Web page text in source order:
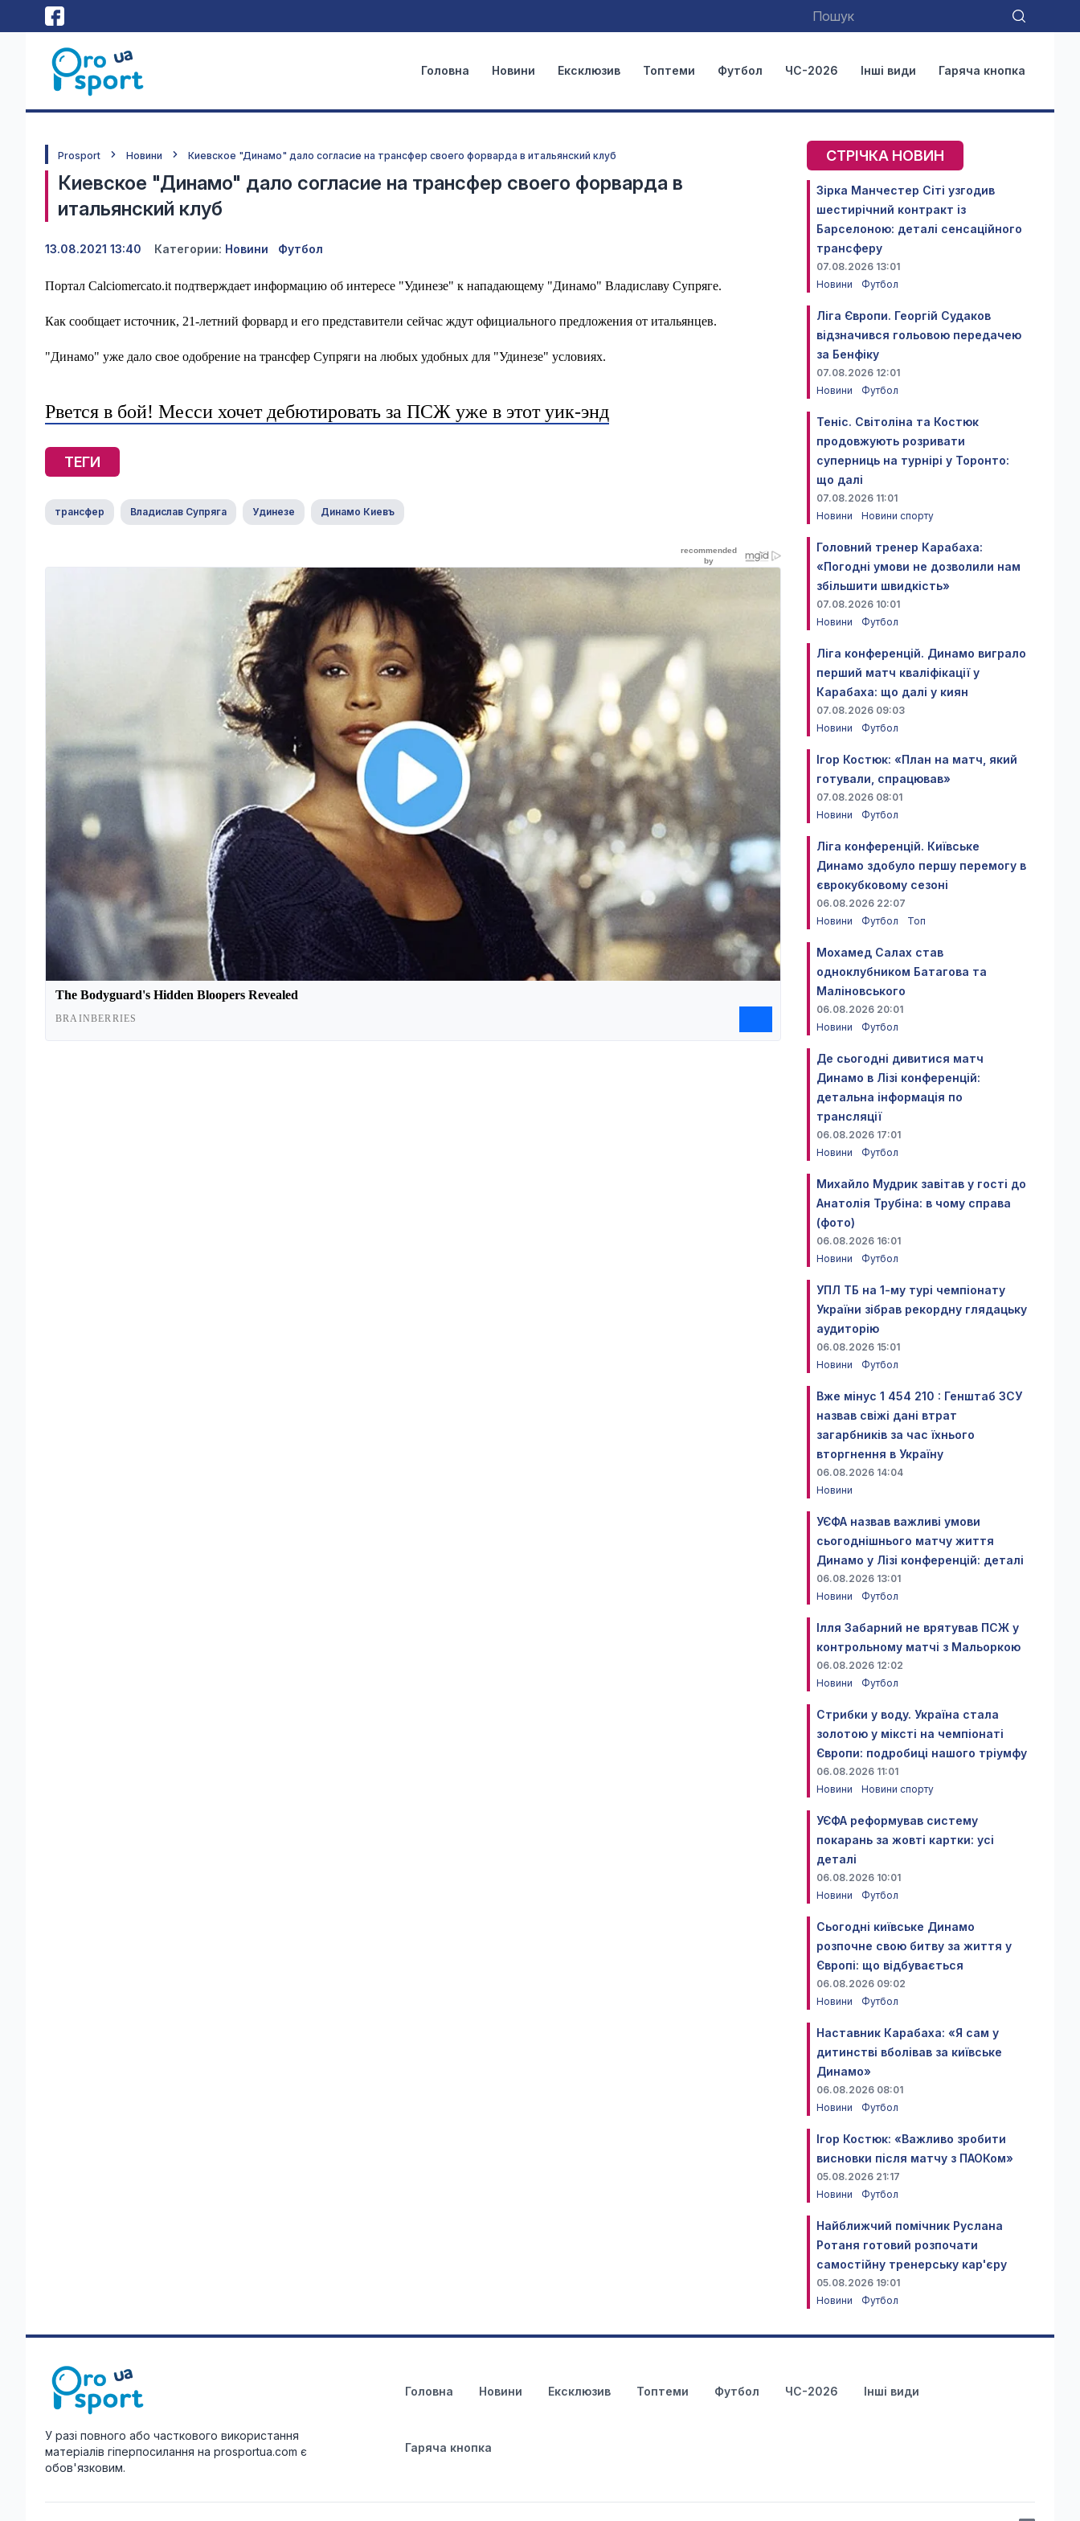
Головна Новини Ексклюзив Топтеми Футбол ЧС-2026 Інші види Гаряча кнопка
Prosport Новини Киевское "Динамо" дало согласие на трансфер своего форварда в итальянский клуб
Киевское "Динамо" дало согласие на трансфер своего форварда в
итальянский клуб
13.08.2021 13:40 Категории: Новини Футбол
Портал Calciomercato.it подтверждает информацию об интересе "Удинезе" к нападающему "Динамо" Владиславу Супряге.
Как сообщает источник, 21-летний форвард и его представители сейчас ждут официального предложения от итальянцев.
"Динамо" уже дало свое одобрение на трансфер Супряги на любых удобных для "Удинезе" условиях.
Рвется в бой! Месси хочет дебютировать за ПСЖ уже в этот уик-энд
ТЕГИ
трансфер Владислав Супряга Удинезе Динамо Киевъ
СТРІЧКА НОВИН
Зірка Манчестер Сіті узгодив
шестирічний контракт із
Барселоною: деталі сенсаційного
трансферу
07.08.2026 13:01
Новини
Футбол
Ліга Європи. Георгій Судаков
відзначився гольовою передачею
за Бенфіку
07.08.2026 12:01
Новини
Футбол
Теніс. Світоліна та Костюк
продовжують розривати
суперниць на турнірі у Торонто:
що далі
07.08.2026 11:01
Новини
Новини спорту
Головний тренер Карабаха:
«Погодні умови не дозволили нам
збільшити швидкість»
07.08.2026 10:01
Новини
Футбол
Ліга конференцій. Динамо виграло
перший матч кваліфікації у
Карабаха: що далі у киян
07.08.2026 09:03
Новини
Футбол
Ігор Костюк: «План на матч, який
готували, спрацював»
07.08.2026 08:01
Новини
Футбол
Ліга конференцій. Київське
Динамо здобуло першу перемогу в
єврокубковому сезоні
06.08.2026 22:07
Новини
Футбол Топ
Мохамед Салах став
одноклубником Батагова та
Маліновського
06.08.2026 20:01
Новини
Футбол
Де сьогодні дивитися матч
Динамо в Лізі конференцій:
детальна інформація по
трансляції
06.08.2026 17:01
Новини
Футбол
Михайло Мудрик завітав у гості до
Анатолія Трубіна: в чому справа
(фото)
06.08.2026 16:01
Новини
Футбол
УПЛ ТБ на 1-му турі чемпіонату
України зібрав рекордну глядацьку
аудиторію
06.08.2026 15:01
Новини
Футбол
Вже мінус 1 454 210 : Генштаб ЗСУ
назвав свіжі дані втрат
загарбників за час їхнього
вторгнення в Україну
06.08.2026 14:04
Новини
УЄФА назвав важливі умови
сьогоднішнього матчу життя
Динамо у Лізі конференцій: деталі
06.08.2026 13:01
Новини
Футбол
Ілля Забарний не врятував ПСЖ у
контрольному матчі з Мальоркою
06.08.2026 12:02
Новини
Футбол
Стрибки у воду. Україна стала
золотою у міксті на чемпіонаті
Європи: подробиці нашого тріумфу
06.08.2026 11:01
Новини
Новини спорту
УЄФА реформував систему
покарань за жовті картки: усі
деталі
06.08.2026 10:01
Новини
Футбол
Сьогодні київське Динамо
розпочне свою битву за життя у
Європі: що відбувається
06.08.2026 09:02
Новини
Футбол
Наставник Карабаха: «Я сам у
дитинстві вболівав за київське
Динамо»
06.08.2026 08:01
Новини
Футбол
Ігор Костюк: «Важливо зробити
висновки після матчу з ПАОКом»
05.08.2026 21:17
Новини
Футбол
Найближчий помічник Руслана
Ротаня готовий розпочати
самостійну тренерську кар'єру
05.08.2026 19:01
Новини
Футбол
У разі повного або часткового використання
матеріалів гіперпосилання на prosportua.com є
обов'язковим.
Головна Новини Ексклюзив Топтеми Футбол ЧС-2026 Інші види
Гаряча кнопка